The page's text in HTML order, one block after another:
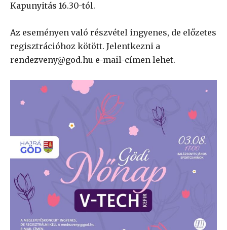
Kapunyitás 16.30-tól.
Az eseményen való részvétel ingyenes, de előzetes
regisztrációhoz kötött. Jelentkezni a
rendezveny@god.hu e-mail-címen lehet.